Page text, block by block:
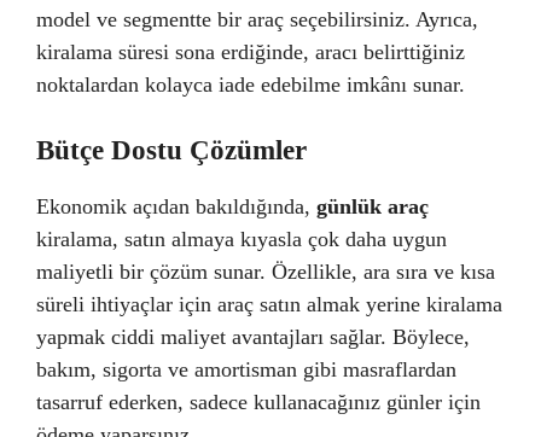
model ve segmentte bir araç seçebilirsiniz. Ayrıca,
kiralama süresi sona erdiğinde, aracı belirttiğiniz
noktalardan kolayca iade edebilme imkânı sunar.
Bütçe Dostu Çözümler
Ekonomik açıdan bakıldığında, günlük araç
kiralama, satın almaya kıyasla çok daha uygun
maliyetli bir çözüm sunar. Özellikle, ara sıra ve kısa
süreli ihtiyaçlar için araç satın almak yerine kiralama
yapmak ciddi maliyet avantajları sağlar. Böylece,
bakım, sigorta ve amortisman gibi masraflardan
tasarruf ederken, sadece kullanacağınız günler için